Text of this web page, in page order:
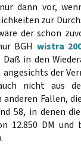
dann vor,
zur
der schon
BGH wistra
Daß in den
der
nicht aus
Fallen,
58, in denen
12.850 DM